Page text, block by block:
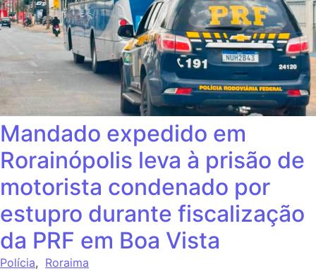
Mandado expedido em
Rorainópolis leva à prisão de
motorista condenado por
estupro durante fiscalização
da PRF em Boa Vista
Polícia, Roraima